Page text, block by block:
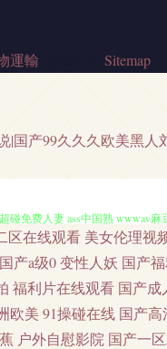
運輸 Sitemap
产99久久久欧美黑
逼舞夜影院 都市激情亚洲
免费人妻 ass中国熟 wwwav
女优天堂在线 日韩超碰在线
区在线观看 美女伦理视
国产a级0变性人妖 国产
福利片在线观看 国产成
欧美 91操碰在线 国产高
户外自慰影院 国产一